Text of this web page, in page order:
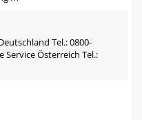
Tel.: 0800-
Service Österreich Tel.: